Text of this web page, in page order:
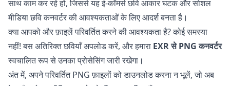
साथ काम कर रहे हों, जिससे यह ई-कॉमर्स छवि आकार घटक और सोशल
मीडिया छवि कनवर्टर की आवश्यकताओं के लिए आदर्श बनता है।
क्या आपको और फ़ाइलें परिवर्तित करने की आवश्यकता है? कोई समस्या
नहीं! बस अतिरिक्त छवियाँ अपलोड करें, और हमारा EXR से PNG कनवर्टर
स्वचालित रूप से उनका प्रोसेसिंग जारी रखेगा।
अंत में, अपने परिवर्तित PNG फ़ाइलों को डाउनलोड करना न भूलें, जो अब
वेब और सोशल मीडिया उपयोग के लिए अनुकूलित हैं।